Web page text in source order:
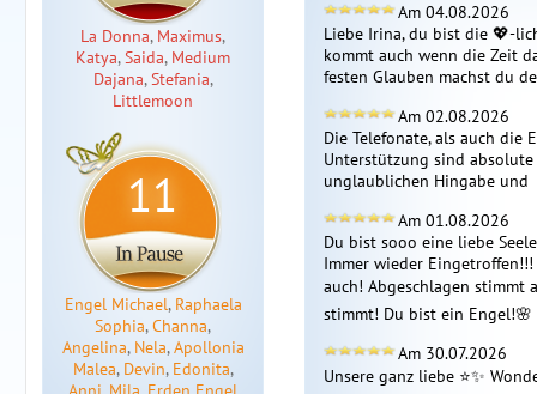
La Donna, Maximus,
Katya,Saida, Medium
Dajana,Stefania,
Littlemoon
11
Engel Michael, Raphaela
Sophia,Channa,
Angelina, Nela,Apollonia
Malea, Devin, Edonita,
Am 04.08.2026
Liebe Irina, du bist die 💖-
kommt auch wenn die Zeit
festen Glauben machst du
Am 02.08.2026
Die Telefonate, als auch die
Unterstützung sind
unglaublichen Hingabe und
Am 01.08.2026
Du bist sooo eine liebe
Immer wieder
auch! Abgeschlagen stimmt
stimmt! Du bist ein Engel!🌸
Am 30.07.2026
Unsere ganz liebe ⭐️✨️